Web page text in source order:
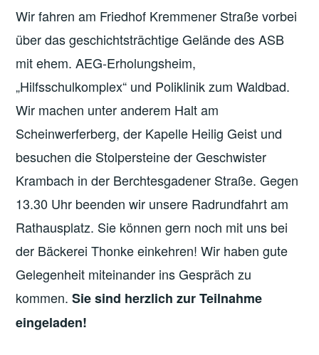
Wir fahren am Friedhof Kremmener Straße vorbei
über das geschichtsträchtige Gelände des ASB
mit ehem. AEG-Erholungsheim,
„Hilfsschulkomplex“ und Poliklinik zum Waldbad.
Wir machen unter anderem Halt am
Scheinwerferberg, der Kapelle Heilig Geist und
besuchen die Stolpersteine der Geschwister
Krambach in der Berchtesgadener Straße. Gegen
13.30 Uhr beenden wir unsere Radrundfahrt am
Rathausplatz. Sie können gern noch mit uns bei
der Bäckerei Thonke einkehren! Wir haben gute
Gelegenheit miteinander ins Gespräch zu
kommen.Sie sind herzlich zur Teilnahme
eingeladen!